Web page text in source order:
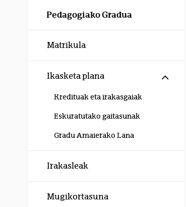
Pedagogiako Gradua
Matrikula
Ikasketa plana
Kredituak eta irakasgaiak
Eskuratutako gaitasunak
Gradu Amaierako Lana
Irakasleak
Mugikortasuna